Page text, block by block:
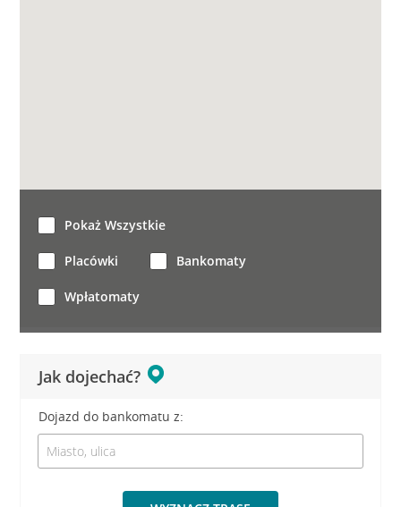
Jak dojechać?
Dojazd do bankomatu z:
Pokaż Wszystkie
Placówki Bankomaty
Wpłatomaty